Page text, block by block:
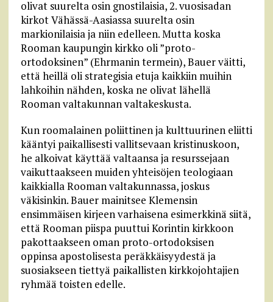
olivat suurelta osin gnostilaisia, 2. vuosisadan
kirkot Vähässä-Aasiassa suurelta osin
markionilaisia ja niin edelleen. Mutta koska
Rooman kaupungin kirkko oli ”proto-
ortodoksinen” (Ehrmanin termein), Bauer väitti,
että heillä oli strategisia etuja kaikkiin muihin
lahkoihin nähden, koska ne olivat lähellä
Rooman valtakunnan valtakeskusta.
Kun roomalainen poliittinen ja kulttuurinen eliitti
kääntyi paikallisesti vallitsevaan kristinuskoon,
he alkoivat käyttää valtaansa ja resurssejaan
vaikuttaakseen muiden yhteisöjen teologiaan
kaikkialla Rooman valtakunnassa, joskus
väkisinkin. Bauer mainitsee Klemensin
ensimmäisen kirjeen varhaisena esimerkkinä siitä,
että Rooman piispa puuttui Korintin kirkkoon
pakottaakseen oman proto-ortodoksisen
oppinsa apostolisesta peräkkäisyydestä ja
suosiakseen tiettyä paikallisten kirkkojohtajien
ryhmää toisten edelle.